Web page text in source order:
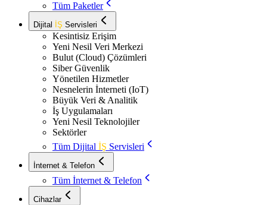
Tüm Paketler
Dijital İŞ Servisleri
Kesintisiz Erişim
Yeni Nesil Veri Merkezi
Bulut (Cloud) Çözümleri
Siber Güvenlik
Yönetilen Hizmetler
Nesnelerin İnterneti (IoT)
Büyük Veri & Analitik
İş Uygulamaları
Yeni Nesil Teknolojiler
Sektörler
Tüm Dijital İŞ Servisleri
İnternet & Telefon
Tüm İnternet & Telefon
Cihazlar